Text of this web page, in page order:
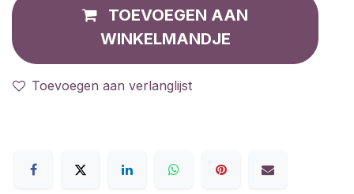
TOEVOEGEN AAN
WINKELMANDJE
Toevoegen aan verlanglijst